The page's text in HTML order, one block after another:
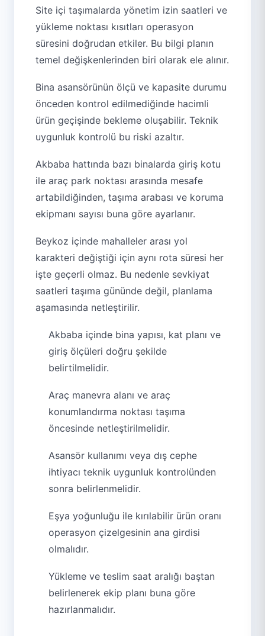
Site içi taşımalarda yönetim izin saatleri ve
yükleme noktası kısıtları operasyon
süresini doğrudan etkiler. Bu bilgi planın
temel değişkenlerinden biri olarak ele alınır.
Bina asansörünün ölçü ve kapasite durumu
önceden kontrol edilmediğinde hacimli
ürün geçişinde bekleme oluşabilir. Teknik
uygunluk kontrolü bu riski azaltır.
Akbaba hattında bazı binalarda giriş kotu
ile araç park noktası arasında mesafe
artabildiğinden, taşıma arabası ve koruma
ekipmanı sayısı buna göre ayarlanır.
Beykoz içinde mahalleler arası yol
karakteri değiştiği için aynı rota süresi her
işte geçerli olmaz. Bu nedenle sevkiyat
saatleri taşıma gününde değil, planlama
aşamasında netleştirilir.
Akbaba içinde bina yapısı, kat planı ve
giriş ölçüleri doğru şekilde
belirtilmelidir.
Araç manevra alanı ve araç
konumlandırma noktası taşıma
öncesinde netleştirilmelidir.
Asansör kullanımı veya dış cephe
ihtiyacı teknik uygunluk kontrolünden
sonra belirlenmelidir.
Eşya yoğunluğu ile kırılabilir ürün oranı
operasyon çizelgesinin ana girdisi
olmalıdır.
Yükleme ve teslim saat aralığı baştan
belirlenerek ekip planı buna göre
hazırlanmalıdır.